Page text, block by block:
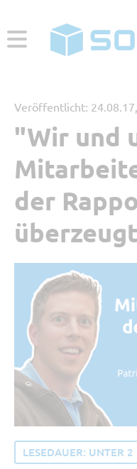
ABONNIERENZUR
Menü
Aktuelle Beiträge
Beliebt
Kategorien
Referenzbericht
Digitales Arbeiten
Tipp vom Support
SORBA erleben
Buchhaltung und
Software Updates
Veröffentlicht:
"Wir und
der
LESEDAUER: UNTER 2